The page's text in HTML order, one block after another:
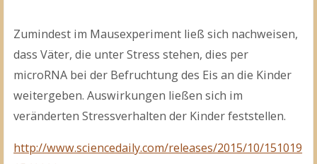
Zumindest im Mausexperiment ließ sich nachweisen,
dass Väter, die unter Stress stehen, dies per
microRNA bei der Befruchtung des Eis an die Kinder
weitergeben. Auswirkungen ließen sich im
veränderten Stressverhalten der Kinder feststellen.
http://www.sciencedaily.com/releases/2015/10/151019